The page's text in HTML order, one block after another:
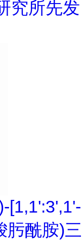
究所先发
[1,1':3',1'-
肟酰胺)三